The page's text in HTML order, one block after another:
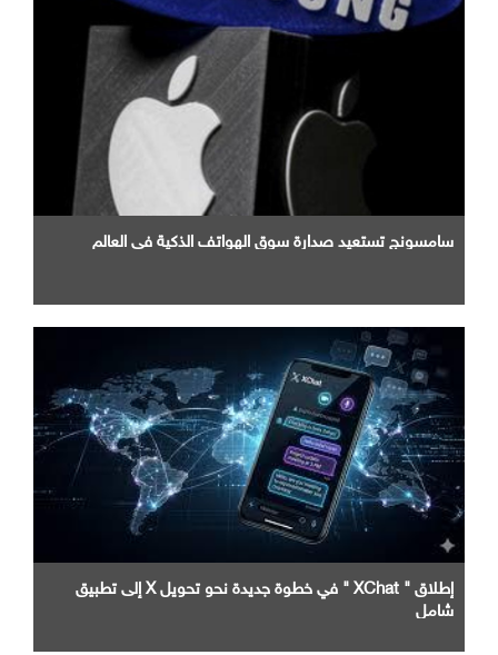
سامسونج تستعيد صدارة سوق الهواتف الذكية في العالم
إطلاق " XChat " في خطوة جديدة نحو تحويل X إلى تطبيق
شامل